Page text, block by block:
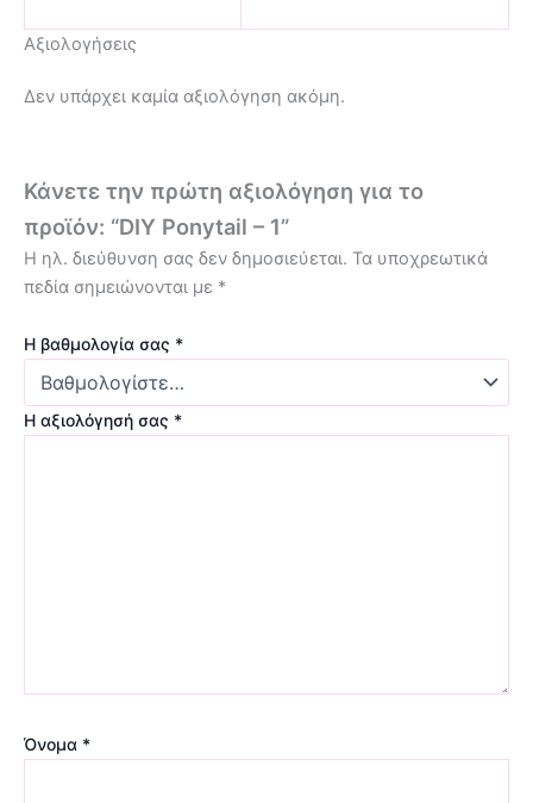
Αξιολογήσεις
Δεν υπάρχει καμία αξιολόγηση ακόμη.
Κάνετε την πρώτη αξιολόγηση για το
προϊόν: “DIY Ponytail – 1”
Η ηλ. διεύθυνση σας δεν δημοσιεύεται. Τα υποχρεωτικά
πεδία σημειώνονται με *
Η βαθμολογία σας *
Η αξιολόγησή σας *
Όνομα *